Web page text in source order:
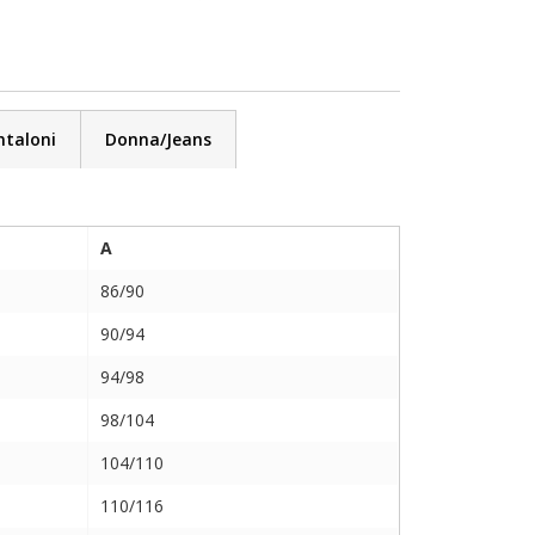
e un’altezza variabile tra 15 e 25 cm),
infatti numerose configurazioni di
anche durante la guida più dinamica.
100% impermeabile, fondamentale per
Donna/Jeans
A
86/90
90/94
94/98
98/104
104/110
110/116